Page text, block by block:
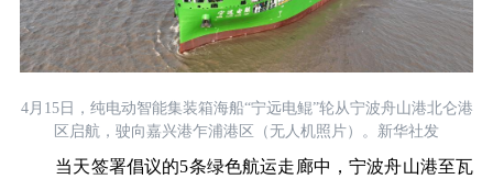
4月15日，纯电动智能集装箱海船“宁远电鲲”轮从宁波舟山港北仑港
区启航，驶向嘉兴港乍浦港区（无人机照片）。新华社发
当天签署倡议的5条绿色航运走廊中，宁波舟山港至瓦